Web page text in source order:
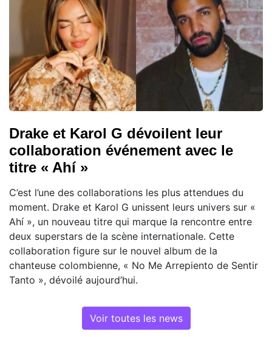
Drake et Karol G dévoilent leur
collaboration événement avec le
titre « Ahí »
C’est l’une des collaborations les plus attendues du
moment. Drake et Karol G unissent leurs univers sur «
Ahí », un nouveau titre qui marque la rencontre entre
deux superstars de la scène internationale. Cette
collaboration figure sur le nouvel album de la
chanteuse colombienne, « No Me Arrepiento de Sentir
Tanto », dévoilé aujourd’hui.
Voir toutes les news